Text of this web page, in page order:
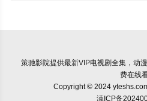
策驰影院提供最新VIP电视剧全集，动
费在线
Copyright © 2024
滇ICP备